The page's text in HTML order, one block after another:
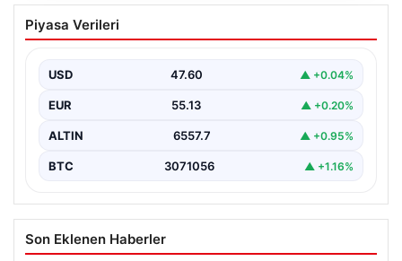
Mohamed Salah’ın karnındaki görüntü
gündem olmuştu! Gerçek ortaya çıktı
Piyasa Verileri
USD 47.60 ▲ +0.04%
EUR 55.13 ▲ +0.20%
ALTIN 6557.7 ▲ +0.95%
BTC 3071056 ▲ +1.16%
Son Eklenen Haberler